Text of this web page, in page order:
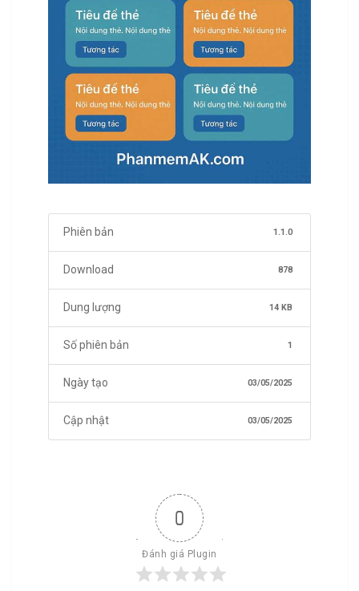
Phiên bản 1.1.0
Download 878
Dung lượng 14 KB
Số phiên bản 1
Ngày tạo 03/05/2025
Cập nhật 03/05/2025
0
Đánh giá Plugin